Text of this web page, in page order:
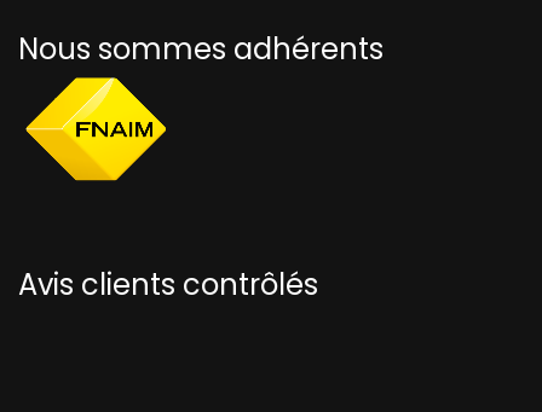
Nous sommes adhérents
Avis clients contrôlés